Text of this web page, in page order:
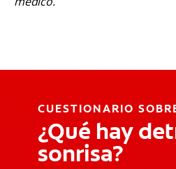
CUESTIONARIO
¿Qué hay
sonrisa?